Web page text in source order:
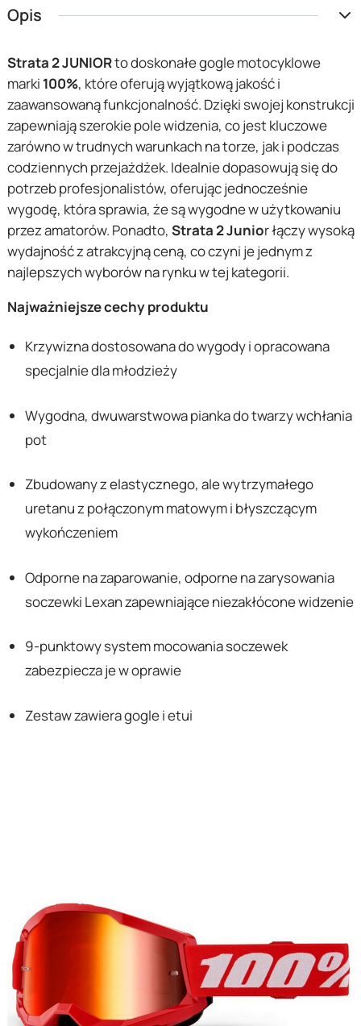
Opis
Strata 2 JUNIORto doskonałe gogle motocyklowe
marki 100%, które oferują wyjątkową jakość i
zaawansowaną funkcjonalność. Dzięki swojej konstrukcji
zapewniają szerokie pole widzenia, co jest kluczowe
zarówno w trudnych warunkach na torze, jak i podczas
codziennych przejażdżek. Idealnie dopasowują się do
potrzeb profesjonalistów, oferując jednocześnie
wygodę, która sprawia, że są wygodne w użytkowaniu
przez amatorów. Ponadto, Strata 2Junior łączy wysoką
wydajność z atrakcyjną ceną, co czyni je jednym z
najlepszych wyborów na rynku w tej kategorii.
Najważniejsze cechy produktu
Krzywizna dostosowana do wygody i opracowana
specjalnie dla młodzieży
Wygodna, dwuwarstwowa pianka do twarzy wchłania
pot
Zbudowany z elastycznego, ale wytrzymałego
uretanu z połączonym matowym i błyszczącym
wykończeniem
Odporne na zaparowanie, odporne na zarysowania
soczewki Lexan zapewniające niezakłócone widzenie
9-punktowy system mocowania soczewek
zabezpiecza je w oprawie
Zestaw zawiera gogle i etui